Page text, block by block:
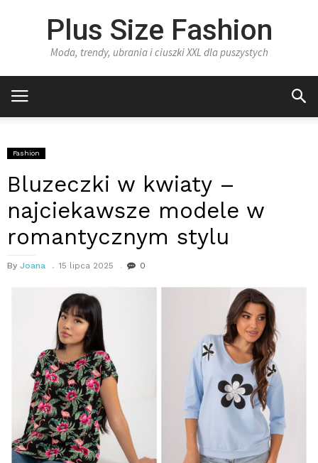
Plus Size Fashion
Moda, trendy, ubrania i ciuszki XXL dla puszystych
Fashion
Bluzeczki w kwiaty –
najciekawsze modele w
romantycznym stylu
By Joana 15 lipca 2025 0